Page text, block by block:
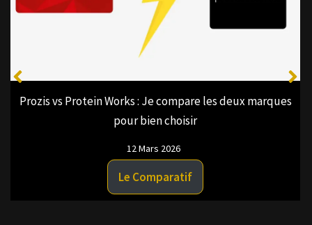
marques
Prozis vs Nu3 : Comparatif entre les deux
2 Avril 2026
Le Comparatif